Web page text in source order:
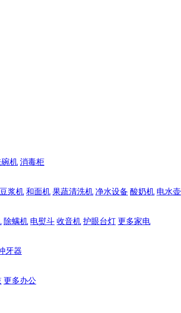
碗机 消毒柜
豆浆机 和面机 果蔬清洗机 净水设备 酸奶机 电水壶
除螨机 电熨斗 收音机 护眼台灯 更多家电
牙器
更多办公